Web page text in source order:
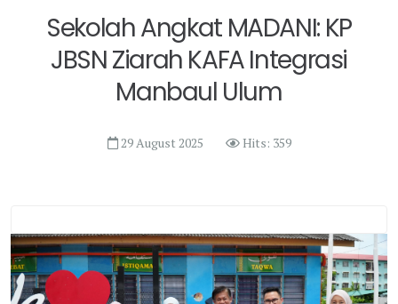
Sekolah Angkat MADANI: KP
JBSN Ziarah KAFA Integrasi
Manbaul Ulum
29 August 2025 Hits: 359